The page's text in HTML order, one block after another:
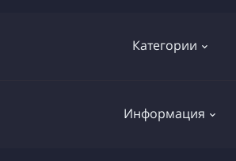
Категории
Информация